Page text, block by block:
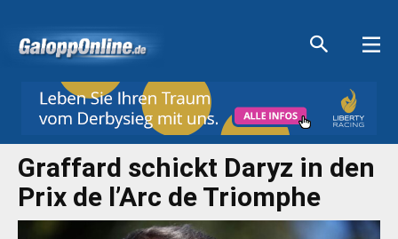
Graffard schickt Daryz in den
Prix de l’Arc de Triomphe